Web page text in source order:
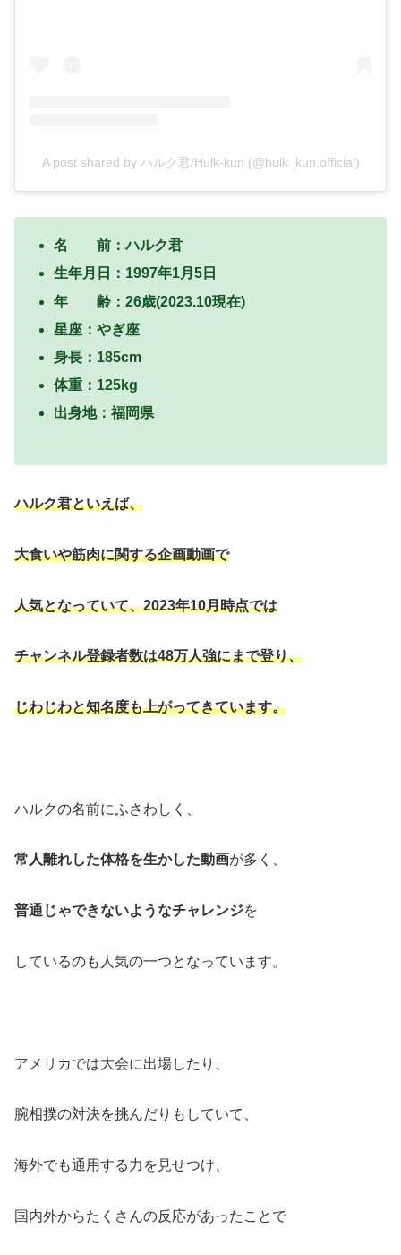
A post shared by ハルク君/Hulk-kun (@hulk_kun.official)
名 前：ハルク君
生年月日：1997年1月5日
年 齢：26歳(2023.10現在)
星座：やぎ座
身長：185cm
体重：125kg
出身地：福岡県
ハルク君といえば、
大食いや筋肉に関する企画動画で
人気となっていて、2023年10月時点では
チャンネル登録者数は48万人強にまで登り、
じわじわと知名度も上がってきています。
ハルクの名前にふさわしく、
常人離れした体格を生かした動画が多く、
普通じゃできないようなチャレンジを
しているのも人気の一つとなっています。
アメリカでは大会に出場したり、
腕相撲の対決を挑んだりもしていて、
海外でも通用する力を見せつけ、
国内外からたくさんの反応があったことで